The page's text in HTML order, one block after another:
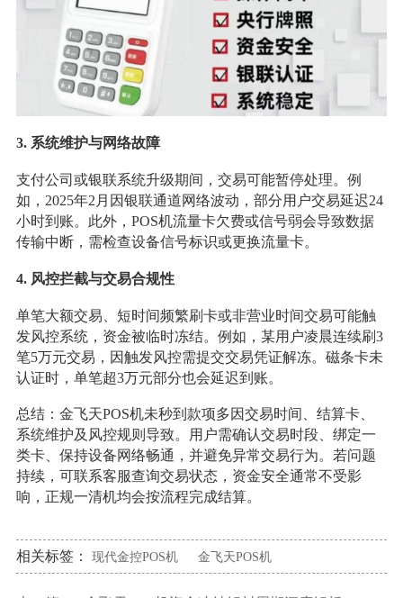
3. 系统维护与网络故障
支付公司或银联系统升级期间，交易可能暂停处理。例
如，2025年2月因银联通道网络波动，部分用户交易延迟24
小时到账。此外，POS机流量卡欠费或信号弱会导致数据
传输中断，需检查设备信号标识或更换流量卡。
4. 风控拦截与交易合规性
单笔大额交易、短时间频繁刷卡或非营业时间交易可能触
发风控系统，资金被临时冻结。例如，某用户凌晨连续刷3
笔5万元交易，因触发风控需提交交易凭证解冻。磁条卡未
认证时，单笔超3万元部分也会延迟到账。
总结：金飞天POS机未秒到款项多因交易时间、结算卡、
系统维护及风控规则导致。用户需确认交易时段、绑定一
类卡、保持设备网络畅通，并避免异常交易行为。若问题
持续，可联系客服查询交易状态，资金安全通常不受影
响，正规一清机均会按流程完成结算。
相关标签： 现代金控POS机 金飞天POS机